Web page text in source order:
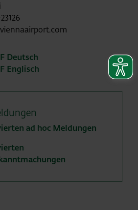
Deutsch
Englisch
ad hoc Meldungen